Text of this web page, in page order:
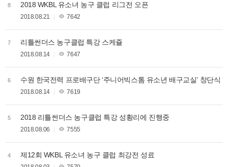
8 2018 WKBL 유소녀 농구 클럽 리그전 오픈
2018.08.21 7642
7 리틀썬더스 농구클럽 특강 스케쥴
2018.08.14 7647
6 수원 한국전력 프로배구단 ‘주니어빅스톰 유소년 배구교실’ 창단식
2018.08.14 7619
5 2018 리틀썬더스 농구클럽 특강 성황리에 진행중
2018.08.06 7555
4 제12회 WKBL 유소녀 농구 클럽 최강전 성료